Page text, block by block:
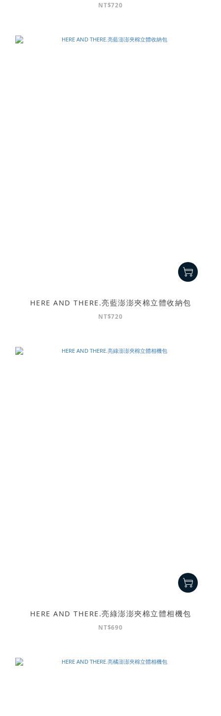
NT$720
HERE AND THERE.亮藍澎澎夾棉立體收納包
NT$720
HERE AND THERE.亮綠澎澎夾棉立體相機包
NT$690